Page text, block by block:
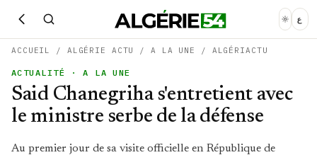
ع
ACCUEIL / ALGÉRIE ACTU /A LA UNE / ALGÉRIACTU
ACTUALITÉ · A LA UNE
Said Chanegriha s'entretient avec
le ministre serbe de la défense
Au premier jour de sa visite officielle en République de